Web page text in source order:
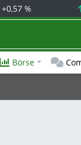
+0,57 %
Börse